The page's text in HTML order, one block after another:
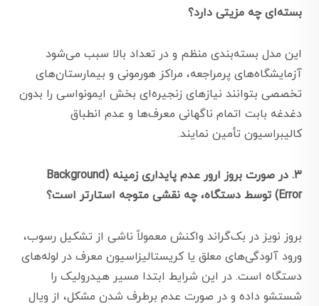
بسته‌ای چه مزیتی دارد؟
این مدل بسته‌بندی منظم و در تعداد بالا سبب می‌شود
آزمایشگاه‌های پرمراجعه، مراکز هورمونی و بیمارستان‌های
تخصصی بتوانند نیازهای زنجیره‌ای بخش ایمونواسی را بدون
دغدغه بابت اتمام ناگهانی معرف‌ها و عدم انطباق
کالیبراسیون تأمین نمایند.
۳. در صورت بروز ارور عدم پایداری زمینه (Background
Error) توسط دستگاه، چه نقشی متوجه استارتر است؟
بروز نویز در بک‌گراند واکنش معمولاً ناشی از تشکیل رسوب،
ورود آلودگی‌های معلق یا کریستالیزاسیون معرف در لوله‌های
دستگاه است. در این شرایط ابتدا مسیر هیدرولیک را
شستشو داده و در صورت عدم برطرف شدن مشکل، از ویال